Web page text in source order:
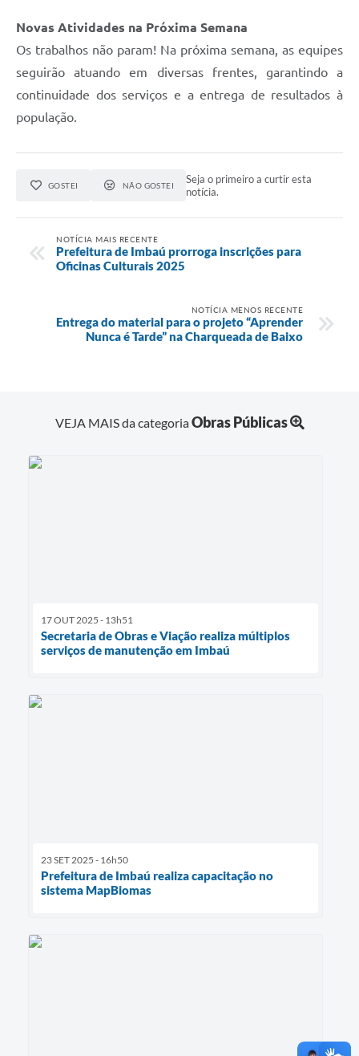
Novas Atividades na Próxima Semana
Os trabalhos não param! Na próxima semana, as equipes
seguirão atuando em diversas frentes, garantindo a
continuidade dos serviços e a entrega de resultados à
população.
GOSTEI NÃO GOSTEI
Seja o primeiro a curtir esta
notícia.
NOTÍCIA MAIS RECENTE
Prefeitura de Imbaú prorroga inscrições para
Oficinas Culturais 2025
NOTÍCIA MENOS RECENTE
Entrega do material para o projeto “Aprender
Nunca é Tarde” na Charqueada de Baixo
VEJA MAIS da categoriaObras Públicas
17 OUT 2025 - 13h51
Secretaria de Obras e Viação realiza múltiplos
serviços de manutenção em Imbaú
23 SET 2025 - 16h50
Prefeitura de Imbaú realiza capacitação no
sistema MapBiomas